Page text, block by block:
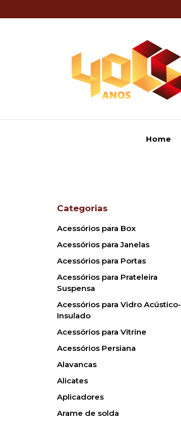
Home
Categorias
Acessórios para Box
Acessórios para Janelas
Acessórios para Portas
Acessórios para Prateleira
Suspensa
Acessórios para Vidro Acústico-
Insulado
Acessórios para Vitrine
Acessórios Persiana
Alavancas
Alicates
Aplicadores
Arame de solda